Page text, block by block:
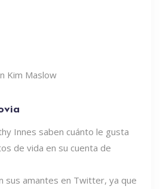
Innes saben cuánto le gusta
de vida en su cuenta de
sus amantes en Twitter, ya que